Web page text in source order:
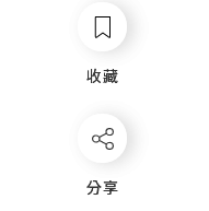
收藏
分享
收藏
分享